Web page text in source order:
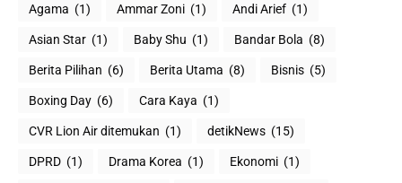
Agama (1) Ammar Zoni (1) Andi Arief (1)
Asian Star (1) Baby Shu (1) Bandar Bola (8)
Berita Pilihan (6) Berita Utama (8) Bisnis (5)
Boxing Day (6) Cara Kaya (1)
CVR Lion Air ditemukan (1) detikNews (15)
DPRD (1) Drama Korea (1) Ekonomi (1)